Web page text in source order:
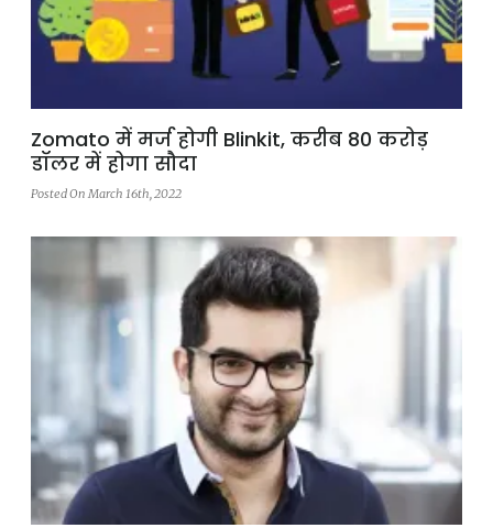
Zomato में मर्ज होगी Blinkit, करीब 80 करोड़
डॉलर में होगा सौदा
Posted On March 16th, 2022